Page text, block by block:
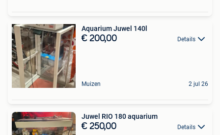
Aquarium Juwel 140l
€ 200,00 Details
Muizen 2 jul 26
Juwel RIO 180 aquarium
€ 250,00 Details